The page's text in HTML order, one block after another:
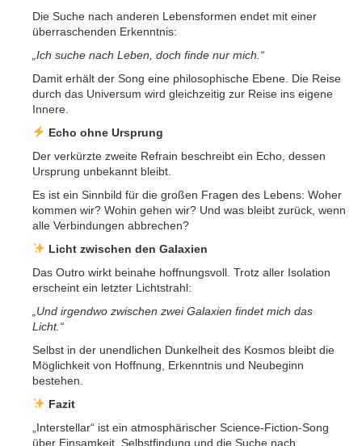
Die Suche nach anderen Lebensformen endet mit einer
überraschenden Erkenntnis:
„Ich suche nach Leben, doch finde nur mich.“
Damit erhält der Song eine philosophische Ebene. Die Reise
durch das Universum wird gleichzeitig zur Reise ins eigene
Innere.
Echo ohne Ursprung
Der verkürzte zweite Refrain beschreibt ein Echo, dessen
Ursprung unbekannt bleibt.
Es ist ein Sinnbild für die großen Fragen des Lebens: Woher
kommen wir? Wohin gehen wir? Und was bleibt zurück, wenn
alle Verbindungen abbrechen?
Licht zwischen den Galaxien
Das Outro wirkt beinahe hoffnungsvoll. Trotz aller Isolation
erscheint ein letzter Lichtstrahl:
„Und irgendwo zwischen zwei Galaxien findet mich das
Licht.“
Selbst in der unendlichen Dunkelheit des Kosmos bleibt die
Möglichkeit von Hoffnung, Erkenntnis und Neubeginn
bestehen.
Fazit
„Interstellar“ ist ein atmosphärischer Science-Fiction-Song
über Einsamkeit, Selbstfindung und die Suche nach